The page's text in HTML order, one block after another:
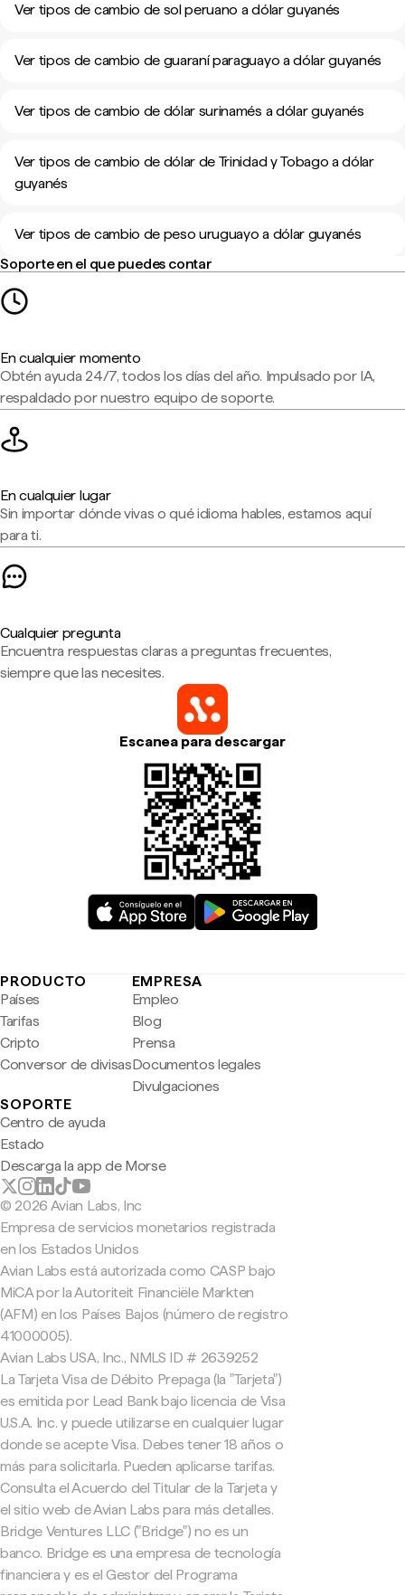
Ver tipos de cambio de sol peruano a dólar guyanés
Ver tipos de cambio de guaraní paraguayo a dólar guyanés
Ver tipos de cambio de dólar surinamés a dólar guyanés
Ver tipos de cambio de dólar de Trinidad y Tobago a dólar
guyanés
Ver tipos de cambio de peso uruguayo a dólar guyanés
Soporte en el que puedes contar
En cualquier momento
Obtén ayuda 24/7, todos los días del año. Impulsado por IA,
respaldado por nuestro equipo de soporte.
En cualquier lugar
Sin importar dónde vivas o qué idioma hables, estamos aquí
para ti.
Cualquier pregunta
Encuentra respuestas claras a preguntas frecuentes,
siempre que las necesites.
Escanea para descargar
PRODUCTO
Países
Tarifas
Cripto
Conversor de divisas
EMPRESA
Empleo
Blog
Prensa
Documentos legales
Divulgaciones
SOPORTE
Centro de ayuda
Estado
Descarga la app de Morse
© 2026 Avian Labs, Inc
Empresa de servicios monetarios registrada
en los Estados Unidos
Avian Labs está autorizada como CASP bajo
MiCA por la Autoriteit Financiële Markten
(AFM) en los Países Bajos (número de registro
41000005).
Avian Labs USA, Inc., NMLS ID # 2639252
La Tarjeta Visa de Débito Prepaga (la "Tarjeta")
es emitida por Lead Bank bajo licencia de Visa
U.S.A. Inc. y puede utilizarse en cualquier lugar
donde se acepte Visa. Debes tener 18 años o
más para solicitarla. Pueden aplicarse tarifas.
Consulta el Acuerdo del Titular de la Tarjeta y
el sitio web de Avian Labs para más detalles.
Bridge Ventures LLC ("Bridge") no es un
banco. Bridge es una empresa de tecnología
financiera y es el Gestor del Programa